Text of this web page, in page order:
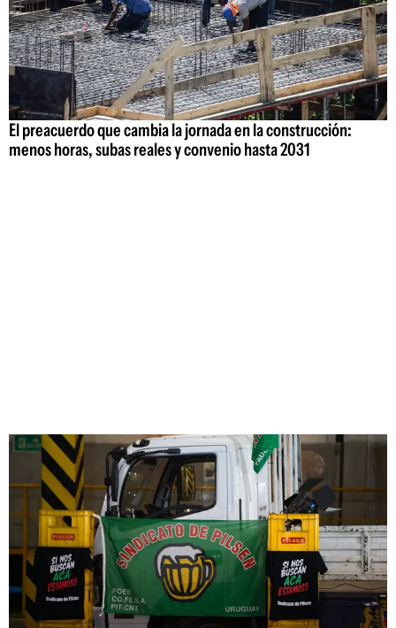
El preacuerdo que cambia la jornada en la construcción:
menos horas, subas reales y convenio hasta 2031